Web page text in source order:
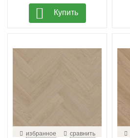
Купить
избранное сравнить